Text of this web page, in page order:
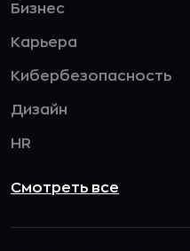
Бизнес
Карьера
Кибербезопасность
Дизайн
HR
Смотреть все